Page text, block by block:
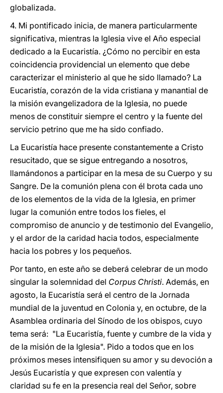
globalizada.
4. Mi pontificado inicia, de manera particularmente
significativa, mientras la Iglesia vive el Año especial
dedicado a la Eucaristía. ¿Cómo no percibir en esta
coincidencia providencial un elemento que debe
caracterizar el ministerio al que he sido llamado? La
Eucaristía, corazón de la vida cristiana y manantial de
la misión evangelizadora de la Iglesia, no puede
menos de constituir siempre el centro y la fuente del
servicio petrino que me ha sido confiado.
La Eucaristía hace presente constantemente a Cristo
resucitado, que se sigue entregando a nosotros,
llamándonos a participar en la mesa de su Cuerpo y su
Sangre. De la comunión plena con él brota cada uno
de los elementos de la vida de la Iglesia, en primer
lugar la comunión entre todos los fieles, el
compromiso de anuncio y de testimonio del Evangelio,
y el ardor de la caridad hacia todos, especialmente
hacia los pobres y los pequeños.
Por tanto, en este año se deberá celebrar de un modo
singular la solemnidad del Corpus Christi. Además, en
agosto, la Eucaristía será el centro de la Jornada
mundial de la juventud en Colonia y, en octubre, de la
Asamblea ordinaria del Sínodo de los obispos, cuyo
tema será: "La Eucaristía, fuente y cumbre de la vida y
de la misión de la Iglesia". Pido a todos que en los
próximos meses intensifiquen su amor y su devoción a
Jesús Eucaristía y que expresen con valentía y
claridad su fe en la presencia real del Señor, sobre